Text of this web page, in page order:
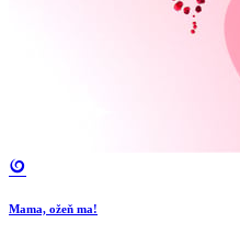
Mama, ožeň ma!